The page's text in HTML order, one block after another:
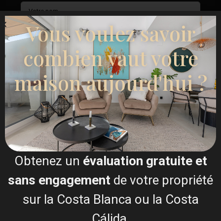
Je consens à laConditions générales du RGPD
Appel
Vous voulez savoir
combien vaut votre
maison aujourd'hui ?
Obtenez un évaluation gratuite et
sans engagement de votre propriété
sur la Costa Blanca ou la Costa